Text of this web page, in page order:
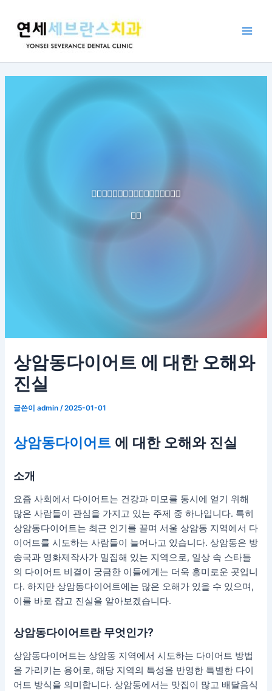
건
너
상암동다이어트 에 대한 오해와
진실
글쓴이admin/2025-01-01
상암동다이어트 에 대한 오해와 진실
소개
요즘 사회에서 다이어트는 건강과 미모를 동시에 얻기 위해
많은 사람들이 관심을 가지고 있는 주제 중 하나입니다. 특히
상암동다이어트는 최근 인기를 끌며 서울 상암동 지역에서 다
이어트를 시도하는 사람들이 늘어나고 있습니다. 상암동은 방
송국과 영화제작사가 밀집해 있는 지역으로, 일상 속 스타들
의 다이어트 비결이 궁금한 이들에게는 더욱 흥미로운 곳입니
다. 하지만 상암동다이어트에는 많은 오해가 있을 수 있으며,
이를 바로 잡고 진실을 알아보겠습니다.
상암동다이어트란 무엇인가?
상암동다이어트는 상암동 지역에서 시도하는 다이어트 방법
을 가리키는 용어로, 해당 지역의 특성을 반영한 특별한 다이
어트 방식을 의미합니다. 상암동에서는 맛집이 많고 배달음식
색